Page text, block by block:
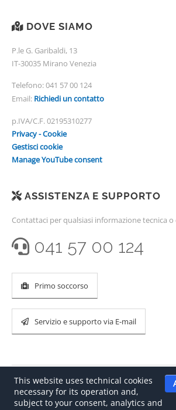
DOVE SIAMO
P.le G. Garibaldi, 13
IT-30035 Mirano Venezia
Telefono:041 57 00 124
Email: Richiedi un contatto
p.IVA/C.F. 02195310277
Privacy - Cookie
Gestisci cookie
Manage YouTube consent
ASSISTENZA E SUPPORTO
Contattaci per qualsiasi informazione tecnica
041 57 00 124
Primo soccorso
Servizio e supporto via E-mail
This website uses technical cookies
necessary for its operation and,
subject to your consent, analytics and